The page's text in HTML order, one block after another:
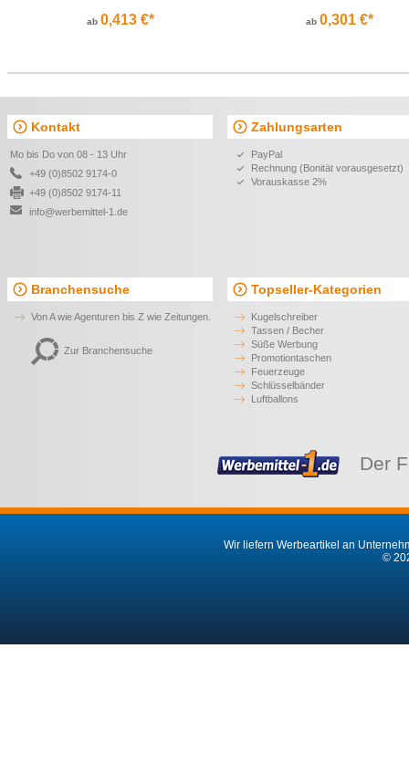
ab 0,413 €* ab 0,301 €*
Kontakt
Mo bis Do von 08 - 13 Uhr
+49 (0)8502 9174-0
+49 (0)8502 9174-11
info@werbemittel-1.de
Zahlungsarten
PayPal
Rechnung (Bonität vorausgesetzt)
Vorauskasse 2%
Branchensuche
Von A wie Agenturen bis Z wie Zeitungen.
Zur Branchensuche
Topseller-Kategorien
Kugelschreiber
Tassen / Becher
Süße Werbung
Promotiontaschen
Feuerzeuge
Schlüsselbänder
Luftballons
Der
Wir liefern Werbeartikel an
©